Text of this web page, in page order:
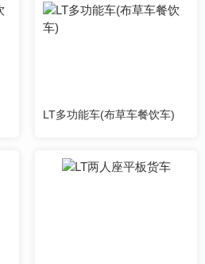
LT多功能车(布草车餐饮车)